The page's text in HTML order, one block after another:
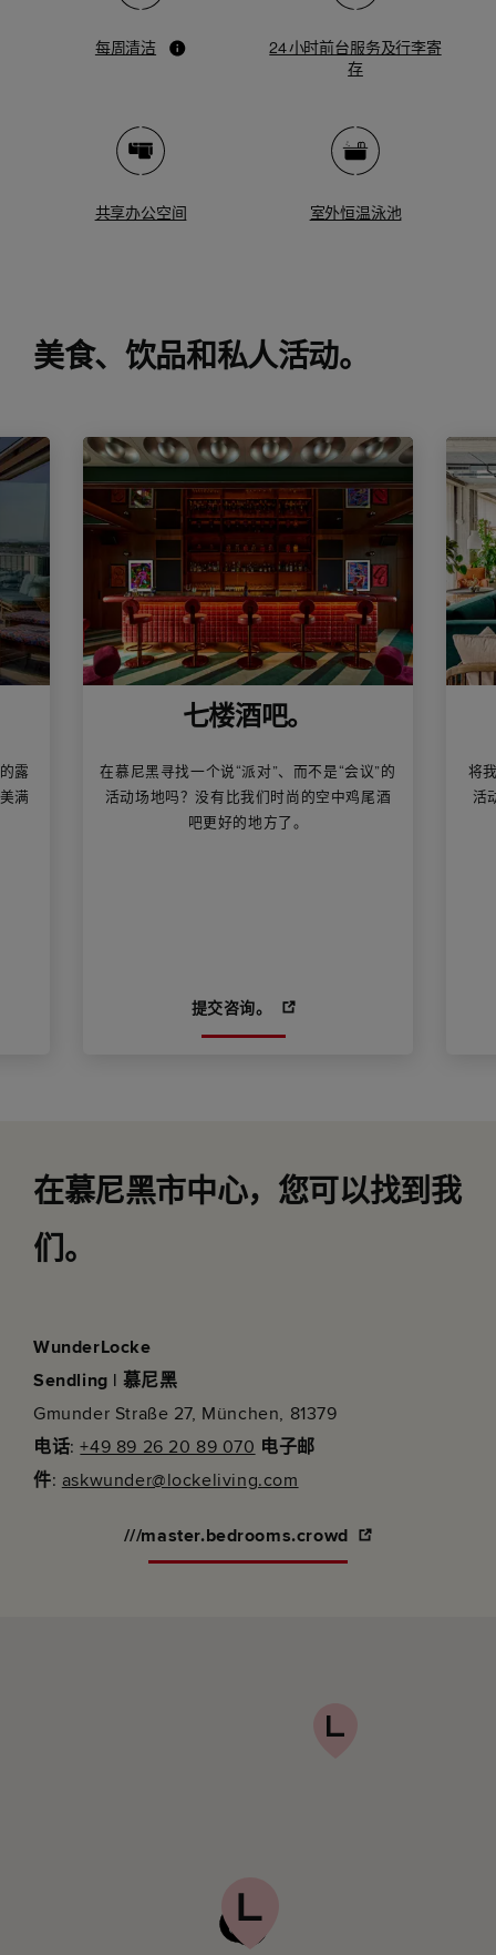
每周清洁
24 小时前台服务及行李寄
存
共享办公空间 室外恒温泳池
美食、饮品和私人活动。
露
满
七楼酒吧。
在慕尼黑寻找一个说“派对”、而不是“会议”的
活动场地吗？没有比我们时尚的空中鸡尾酒
吧更好的地方了。
提交咨询。
将
活
在慕尼黑市中心，您可以找到我
们。
WunderLocke
Sendling | 慕尼黑
Gmunder Straße 27, München, 81379
电话:+49 89 26 20 89 070 电子邮
件: askwunder@lockeliving.com
///master.bedrooms.crowd